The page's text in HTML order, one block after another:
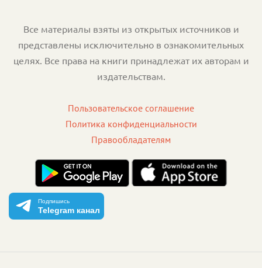
Все материалы взяты из открытых источников и
представлены исключительно в ознакомительных
целях. Все права на книги принадлежат их авторам и
издательствам.
Пользовательское соглашение
Политика конфиденциальности
Правообладателям
Подпишись
Telegram канал